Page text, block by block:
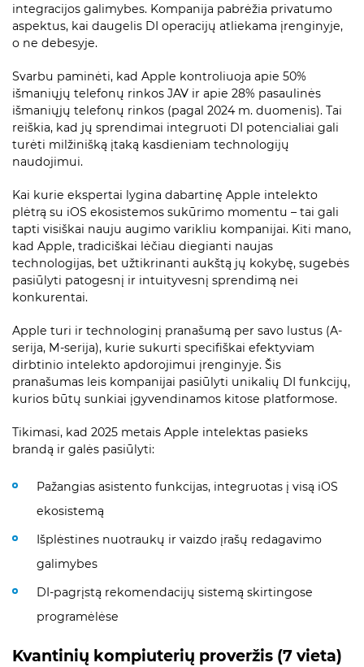
integracijos galimybes. Kompanija pabrėžia privatumo
aspektus, kai daugelis DI operacijų atliekama įrenginyje,
o ne debesyje.
Svarbu paminėti, kad Apple kontroliuoja apie 50%
išmaniųjų telefonų rinkos JAV ir apie 28% pasaulinės
išmaniųjų telefonų rinkos (pagal 2024 m. duomenis). Tai
reiškia, kad jų sprendimai integruoti DI potencialiai gali
turėti milžinišką įtaką kasdieniam technologijų
naudojimui.
Kai kurie ekspertai lygina dabartinę Apple intelekto
plėtrą su iOS ekosistemos sukūrimo momentu – tai gali
tapti visiškai nauju augimo varikliu kompanijai. Kiti mano,
kad Apple, tradiciškai lėčiau diegianti naujas
technologijas, bet užtikrinanti aukštą jų kokybę, sugebės
pasiūlyti patogesnį ir intuityvesnį sprendimą nei
konkurentai.
Apple turi ir technologinį pranašumą per savo lustus (A-
serija, M-serija), kurie sukurti specifiškai efektyviam
dirbtinio intelekto apdorojimui įrenginyje. Šis
pranašumas leis kompanijai pasiūlyti unikalių DI funkcijų,
kurios būtų sunkiai įgyvendinamos kitose platformose.
Tikimasi, kad 2025 metais Apple intelektas pasieks
brandą ir galės pasiūlyti:
Pažangias asistento funkcijas, integruotas į visą iOS
ekosistemą
Išplėstines nuotraukų ir vaizdo įrašų redagavimo
galimybes
DI-pagrįstą rekomendacijų sistemą skirtingose
programėlėse
Kvantinių kompiuterių proveržis (7 vieta)